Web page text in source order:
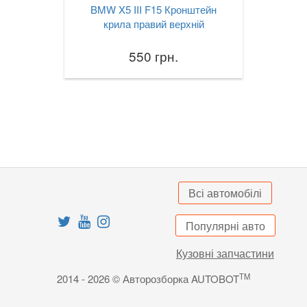
X4M I F26
X5 I E53
X5M II E70
X5M III F85
BMW X5 III F15 Кронштейн
крила правий верхній
550 грн.
Всі автомобілі
Популярні авто
Кузовні запчастини
2014 - 2026 © Авторозборка AUTOBOTTM